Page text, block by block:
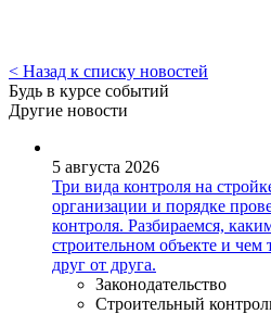
< Назад к списку новостей
Будь в курсе событий
Другие новости
5 августа 2026
Три вида контроля на
организации и порядке
контроля. Разбираемся,
строительном объекте и чем
друг от друга.
Законодательство
Строительный